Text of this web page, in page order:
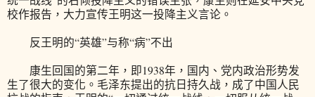
校作报告，大力宣传王明这一投降主义言论。
反王明的“英雄”与称“病”不出
康生回国的第二年，即1938年，国内、党内政治形势发
生了很大的变化。毛泽东提出的抗日持久战，成了中国人民